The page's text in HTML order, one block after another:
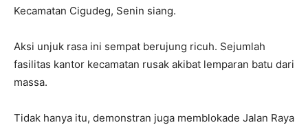
Kecamatan Cigudeg, Senin siang.
Aksi unjuk rasa ini sempat berujung ricuh. Sejumlah
fasilitas kantor kecamatan rusak akibat lemparan batu dari
massa.
Tidak hanya itu, demonstran juga memblokade Jalan Raya